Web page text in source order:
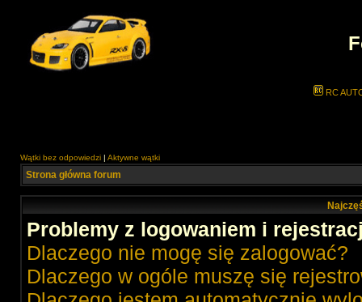
RC
Wątki bez odpowiedzi | Aktywne wątki
Strona główna forum
Problemy z logowaniem i
Dlaczego nie mogę się zalogować?
Dlaczego w ogóle muszę się